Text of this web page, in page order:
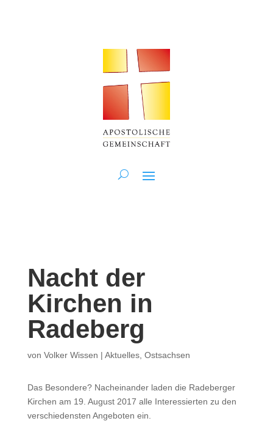
Nacht der
Kirchen in
Radeberg
von Volker Wissen | Aktuelles, Ostsachsen
Das Besondere? Nacheinander laden die Radeberger
Kirchen am 19. August 2017 alle Interessierten zu den
verschiedensten Angeboten ein.